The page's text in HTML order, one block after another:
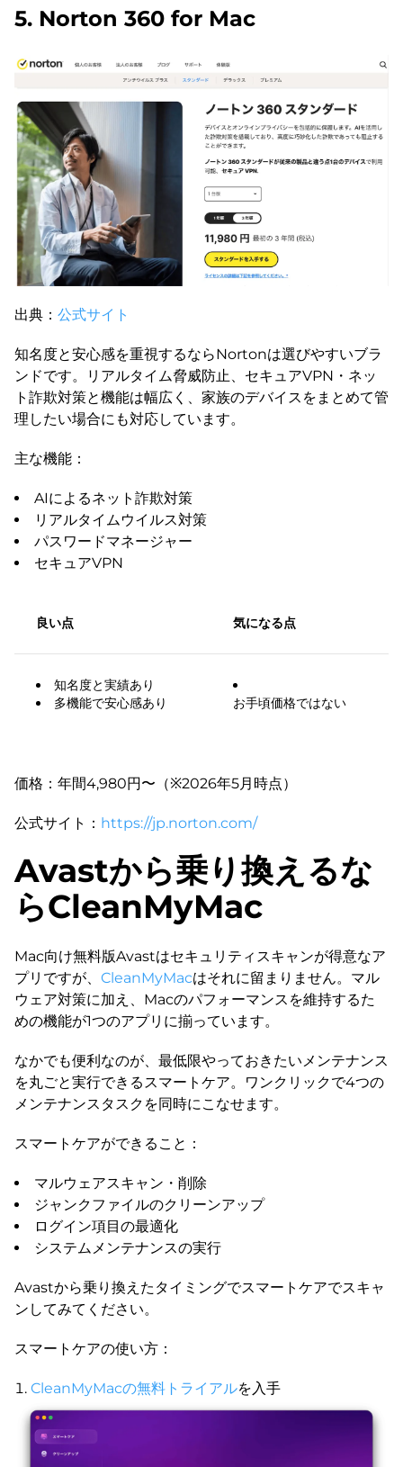
5. Norton 360 for Mac
出典： 公式サイト
知名度と安心感を重視するならNortonは選びやすいブラ
ンドです。リアルタイム脅威防止、セキュアVPN・ネッ
ト詐欺対策と機能は幅広く、家族のデバイスをまとめて管
理したい場合にも対応しています。
主な機能：
AIによるネット詐欺対策
リアルタイムウイルス対策
パスワードマネージャー
セキュアVPN
良い点 気になる点
知名度と実績あり
多機能で安心感あり
お手頃価格ではない
価格：年間4,980円〜（※2026年5月時点）
公式サイト： https://jp.norton.com/
Avastから乗り換えるな
らCleanMyMac
Mac向け無料版Avastはセキュリティスキャンが得意なア
プリですが、 CleanMyMacはそれに留まりません。マル
ウェア対策に加え、Macのパフォーマンスを維持するた
めの機能が1つのアプリに揃っています。
なかでも便利なのが、最低限やっておきたいメンテナンス
を丸ごと実行できるスマートケア。ワンクリックで4つの
メンテナンスタスクを同時にこなせます。
スマートケアができること：
マルウェアスキャン・削除
ジャンクファイルのクリーンアップ
ログイン項目の最適化
システムメンテナンスの実行
Avastから乗り換えたタイミングでスマートケアでスキャ
ンしてみてください。
スマートケアの使い方：
CleanMyMacの無料トライアルを入手